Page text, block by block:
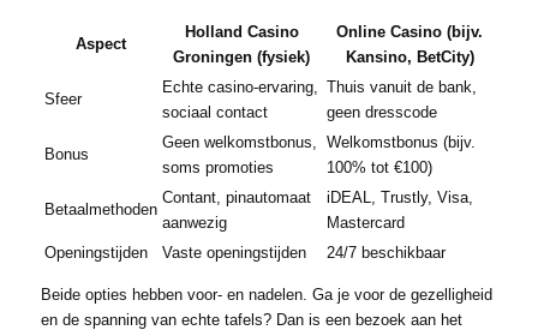
Aspect
Holland Casino
Groningen (fysiek)
Online Casino (bijv.
Kansino, BetCity)
Sfeer
Echte casino-ervaring,
sociaal contact
Thuis vanuit de bank,
geen dresscode
Bonus
Geen welkomstbonus,
soms promoties
Welkomstbonus (bijv.
100% tot €100)
Betaalmethoden
Contant, pinautomaat
aanwezig
iDEAL, Trustly, Visa,
Mastercard
Openingstijden
Vaste openingstijden 24/7 beschikbaar
Beide opties hebben voor- en nadelen. Ga je voor de gezelligheid
en de spanning van echte tafels? Dan is een bezoek aan het